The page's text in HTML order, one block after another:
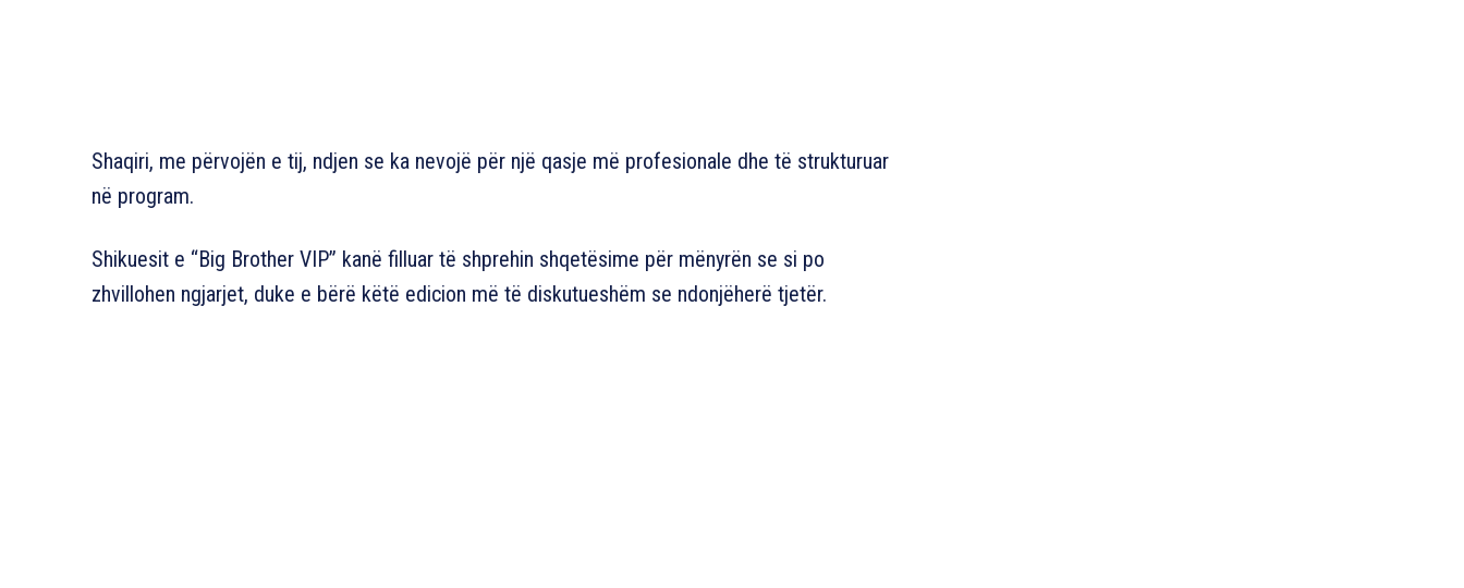
Shaqiri, me përvojën e tij, ndjen se ka nevojë për një qasje më profesionale dhe të strukturuar
në program.
Shikuesit e “Big Brother VIP” kanë filluar të shprehin shqetësime për mënyrën se si po
zhvillohen ngjarjet, duke e bërë këtë edicion më të diskutueshëm se ndonjëherë tjetër.